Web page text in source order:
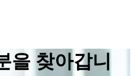
을 찾아갑니